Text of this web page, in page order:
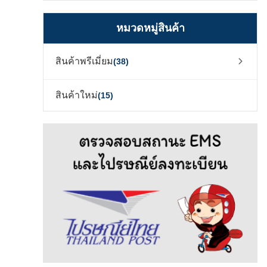
หมวดหมู่สินค้า
สินค้าพรีเมี่ยม(38)
สินค้าใหม่(15)